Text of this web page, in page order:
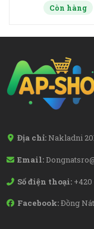
Còn hàng
Địa chỉ: Nakladni
Email:
Số điện thoại:
Facebook:Đồng